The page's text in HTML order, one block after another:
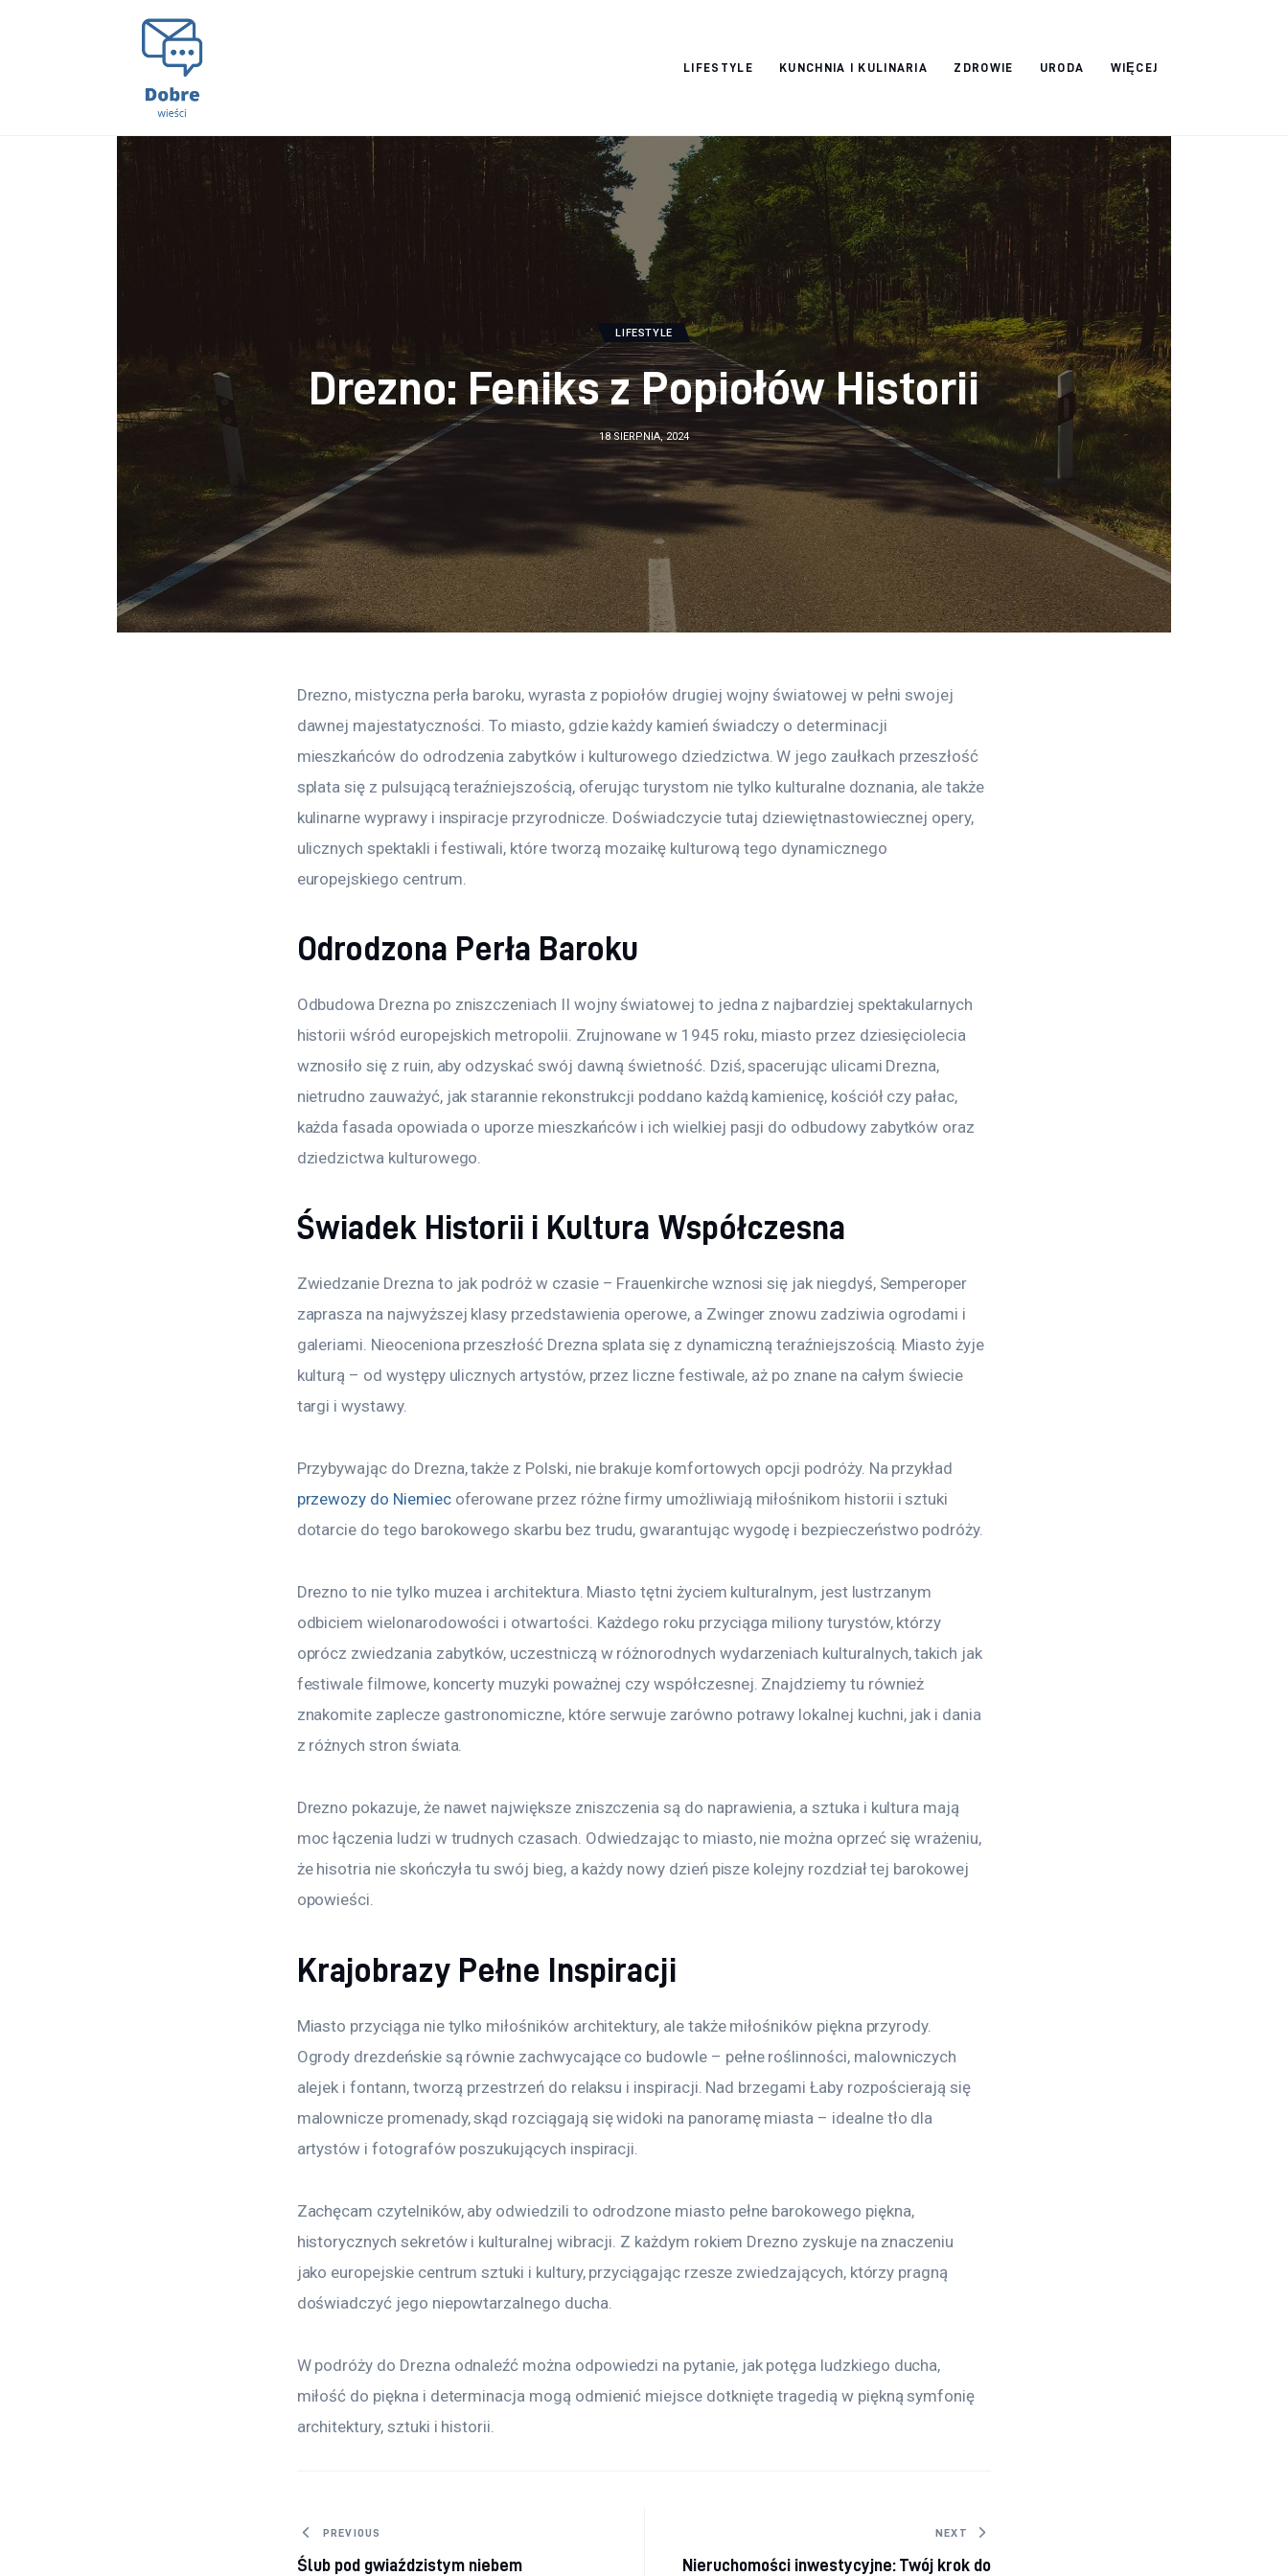
LIFESTYLE KUNCHNIA I KULINARIA ZDROWIE URODA WIĘCEJ
LIFESTYLE
Drezno: Feniks z Popiołów Historii
18 SIERPNIA, 2024
Drezno, mistyczna perła baroku, wyrasta z popiołów drugiej wojny światowej w pełni swojej
dawnej majestatyczności. To miasto, gdzie każdy kamień świadczy o determinacji
mieszkańców do odrodzenia zabytków i kulturowego dziedzictwa. W jego zaułkach przeszłość
splata się z pulsującą teraźniejszością, oferując turystom nie tylko kulturalne doznania, ale także
kulinarne wyprawy i inspiracje przyrodnicze. Doświadczycie tutaj dziewiętnastowiecznej opery,
ulicznych spektakli i festiwali, które tworzą mozaikę kulturową tego dynamicznego
europejskiego centrum.
Odrodzona Perła Baroku
Odbudowa Drezna po zniszczeniach II wojny światowej to jedna z najbardziej spektakularnych
historii wśród europejskich metropolii. Zrujnowane w 1945 roku, miasto przez dziesięciolecia
wznosiło się z ruin, aby odzyskać swój dawną świetność. Dziś, spacerując ulicami Drezna,
nietrudno zauważyć, jak starannie rekonstrukcji poddano każdą kamienicę, kościół czy pałac,
każda fasada opowiada o uporze mieszkańców i ich wielkiej pasji do odbudowy zabytków oraz
dziedzictwa kulturowego.
Świadek Historii i Kultura Współczesna
Zwiedzanie Drezna to jak podróż w czasie – Frauenkirche wznosi się jak niegdyś, Semperoper
zaprasza na najwyższej klasy przedstawienia operowe, a Zwinger znowu zadziwia ogrodami i
galeriami. Nieoceniona przeszłość Drezna splata się z dynamiczną teraźniejszością. Miasto żyje
kulturą – od występy ulicznych artystów, przez liczne festiwale, aż po znane na całym świecie
targi i wystawy.
Przybywając do Drezna, także z Polski, nie brakuje komfortowych opcji podróży. Na przykład
przewozy do Niemiec oferowane przez różne firmy umożliwiają miłośnikom historii i sztuki
dotarcie do tego barokowego skarbu bez trudu, gwarantując wygodę i bezpieczeństwo podróży.
Drezno to nie tylko muzea i architektura. Miasto tętni życiem kulturalnym, jest lustrzanym
odbiciem wielonarodowości i otwartości. Każdego roku przyciąga miliony turystów, którzy
oprócz zwiedzania zabytków, uczestniczą w różnorodnych wydarzeniach kulturalnych, takich jak
festiwale filmowe, koncerty muzyki poważnej czy współczesnej. Znajdziemy tu również
znakomite zaplecze gastronomiczne, które serwuje zarówno potrawy lokalnej kuchni, jak i dania
z różnych stron świata.
Drezno pokazuje, że nawet największe zniszczenia są do naprawienia, a sztuka i kultura mają
moc łączenia ludzi w trudnych czasach. Odwiedzając to miasto, nie można oprzeć się wrażeniu,
że hisotria nie skończyła tu swój bieg, a każdy nowy dzień pisze kolejny rozdział tej barokowej
opowieści.
Krajobrazy Pełne Inspiracji
Miasto przyciąga nie tylko miłośników architektury, ale także miłośników piękna przyrody.
Ogrody drezdeńskie są równie zachwycające co budowle – pełne roślinności, malowniczych
alejek i fontann, tworzą przestrzeń do relaksu i inspiracji. Nad brzegami Łaby rozpościerają się
malownicze promenady, skąd rozciągają się widoki na panoramę miasta – idealne tło dla
artystów i fotografów poszukujących inspiracji.
Zachęcam czytelników, aby odwiedzili to odrodzone miasto pełne barokowego piękna,
historycznych sekretów i kulturalnej wibracji. Z każdym rokiem Drezno zyskuje na znaczeniu
jako europejskie centrum sztuki i kultury, przyciągając rzesze zwiedzających, którzy pragną
doświadczyć jego niepowtarzalnego ducha.
W podróży do Drezna odnaleźć można odpowiedzi na pytanie, jak potęga ludzkiego ducha,
miłość do piękna i determinacja mogą odmienić miejsce dotknięte tragedią w piękną symfonię
architektury, sztuki i historii.
Nawigacja wpisu
PREVIOUS
Ślub pod gwiaździstym niebem
NEXT
Nieruchomości inwestycyjne: Twój krok do